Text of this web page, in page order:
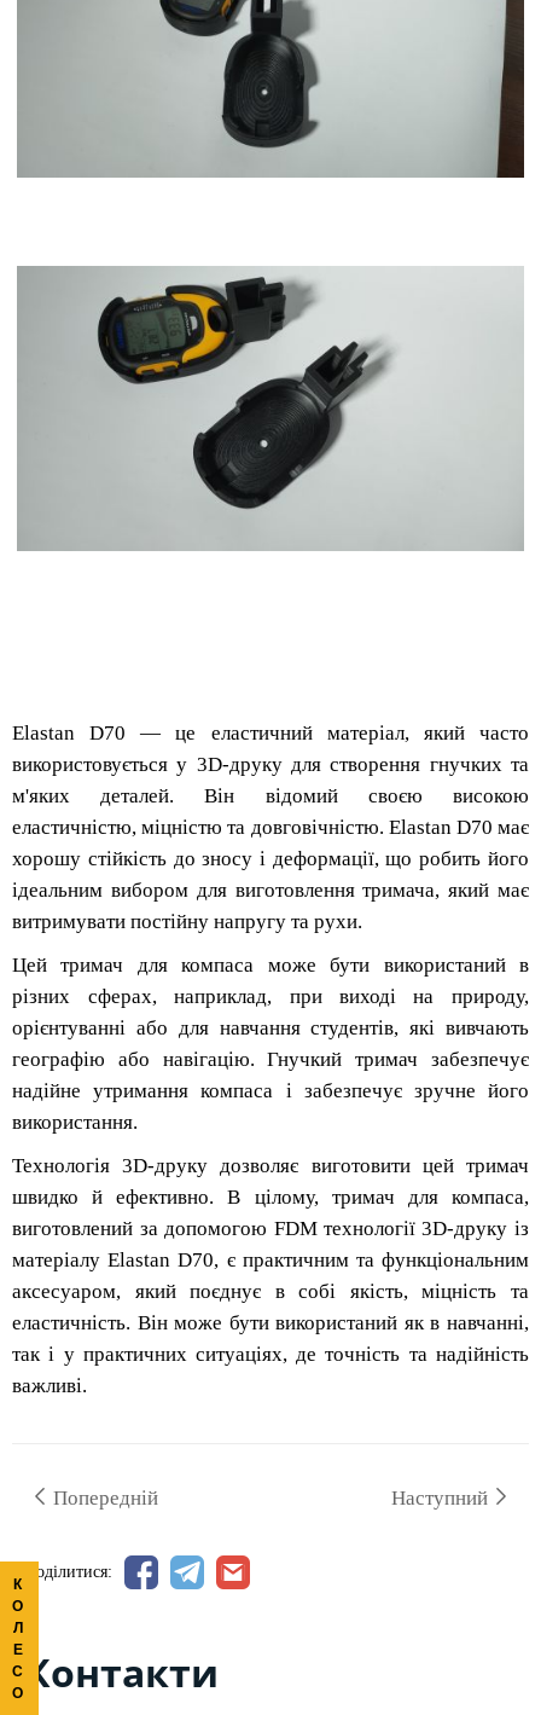
Elastan D70 — це еластичний матеріал, який часто
використовується у 3D-друку для створення гнучких та
м'яких деталей. Він відомий своєю високою
еластичністю, міцністю та довговічністю. Elastan D70 має
хорошу стійкість до зносу і деформації, що робить його
ідеальним вибором для виготовлення тримача, який має
витримувати постійну напругу та рухи.
Цей тримач для компаса може бути використаний в
різних сферах, наприклад, при виході на природу,
орієнтуванні або для навчання студентів, які вивчають
географію або навігацію. Гнучкий тримач забезпечує
надійне утримання компаса і забезпечує зручне його
використання.
Технологія 3D-друку дозволяє виготовити цей тримач
швидко й ефективно. В цілому, тримач для компаса,
виготовлений за допомогою FDM технології 3D-друку із
матеріалу Elastan D70, є практичним та функціональним
аксесуаром, який поєднує в собі якість, міцність та
еластичність. Він може бути використаний як в навчанні,
так і у практичних ситуаціях, де точність та надійність
важливі.
Попередній Наступний
Поділитися:
Контакти
К
О
Л
Е
С
О